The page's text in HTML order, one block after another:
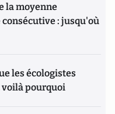
la moyenne
: jusqu'où
les écologistes
voilà pourquoi